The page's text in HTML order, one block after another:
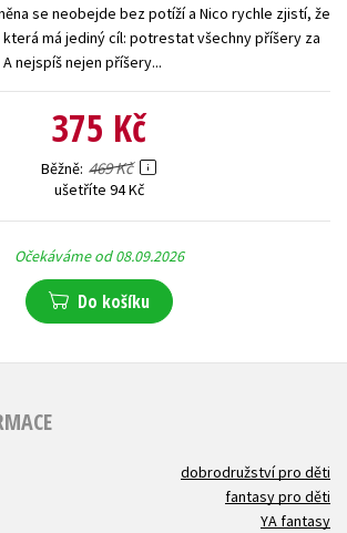
se neobejde bez potíží a Nico rychle zjistí, že
má jediný cíl: potrestat všechny příšery za
nejspíš nejen příšery...
375 Kč
Běžně 469 Kč
ušetříte 94 Kč
Očekáváme od 08.09.2026
Do košíku
dobrodružství pro děti
fantasy pro děti
YA fantasy